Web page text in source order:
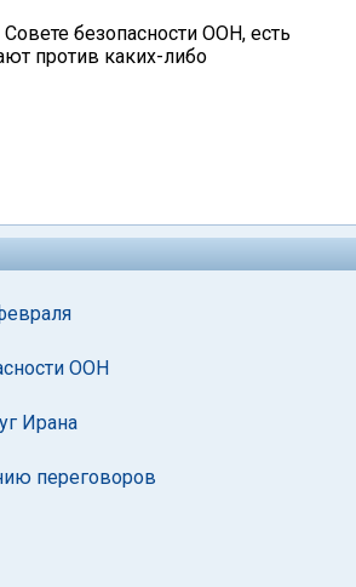
безопасности ООН, есть
против каких-либо
ООН
Ирана
переговоров